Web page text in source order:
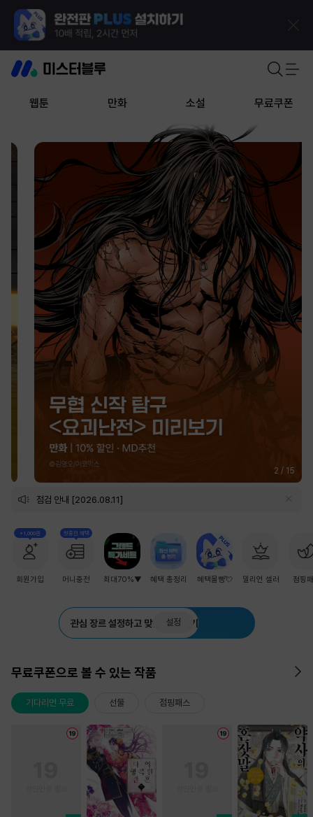
웹툰 만화 소설 무료쿠폰
2 / 15
점검 안내 [2026.08.11]
+1,000원
회원가입
첫충전 혜택
머니충전 최대70%▼ 혜택 총정리 혜택몰빵💘 밀리언 셀러 점핑
관심 장르 설정하고 맞춤 추천 받기
설정
무료쿠폰으로 볼 수 있는 작품
기다리면 무료 선물 점핑패스